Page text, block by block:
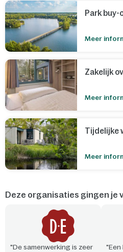
Park buy-
Meer
Zakelijk
Meer
Tijdelijke
Meer
Deze organisaties gingen je
"De samenwerking is zeer
"Een